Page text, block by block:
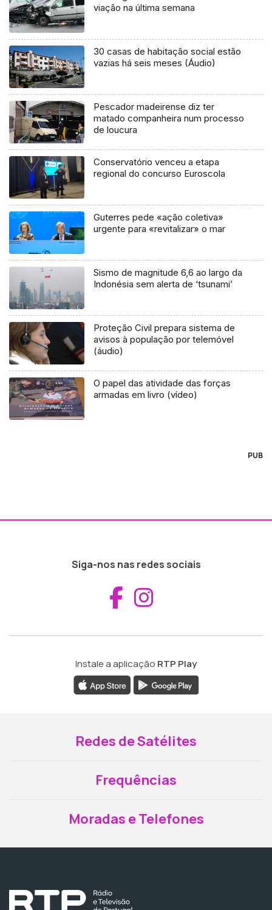
viação na última semana
30 casas de habitação social estão
vazias há seis meses (Áudio)
Pescador madeirense diz ter
matado companheira num processo
de loucura
Conservatório venceu a etapa
regional do concurso Euroscola
Guterres pede «ação coletiva»
urgente para «revitalizar» o mar
Sismo de magnitude 6,6 ao largo da
Indonésia sem alerta de ‘tsunami’
Proteção Civil prepara sistema de
avisos à população por telemóvel
(áudio)
O papel das atividade das forças
armadas em livro (vídeo)
PUB
Siga-nos nas redes sociais
Aceder ao
Instale a aplicação RTP Play
Redes de Satélites
Frequências
Moradas e Telefones